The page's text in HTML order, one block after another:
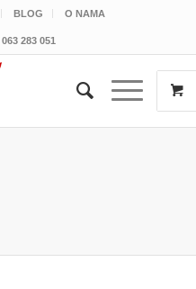
BLOG O NAMA
063 283 051